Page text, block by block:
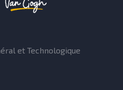
et Technologique